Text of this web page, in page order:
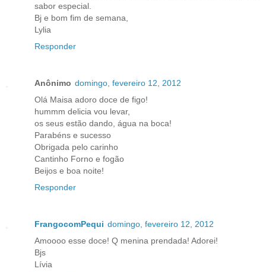
sabor especial.
Bj e bom fim de semana,
Lylia
Responder
Anônimo domingo, fevereiro 12, 2012
Olá Maisa adoro doce de figo!
hummm delicia vou levar,
os seus estão dando, água na boca!
Parabéns e sucesso
Obrigada pelo carinho
Cantinho Forno e fogão
Beijos e boa noite!
Responder
FrangocomPequi domingo, fevereiro 12, 2012
Amoooo esse doce! Q menina prendada! Adorei!
Bjs
Lívia